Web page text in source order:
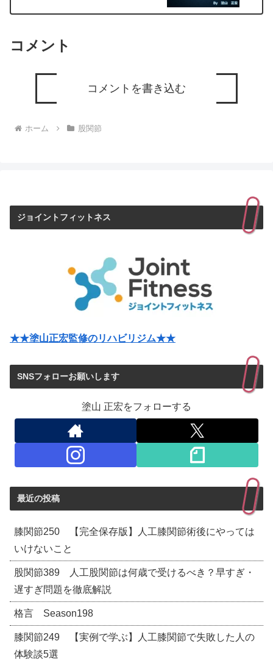
コメント
コメントを書き込む
ホーム 股関節
ジョイントフィットネス
★★塗山正宏監修のリハビリジム★★
SNSフォローお願いします
塗山 正宏をフォローする
最近の投稿
膝関節250 【完全保存版】人工膝関節術後にやっては
いけないこと
股関節389 人工股関節は何歳で受けるべき？早すぎ・
遅すぎ問題を徹底解説
格言 Season198
膝関節249 【実例で学ぶ】人工膝関節で失敗した人の
体験談5選